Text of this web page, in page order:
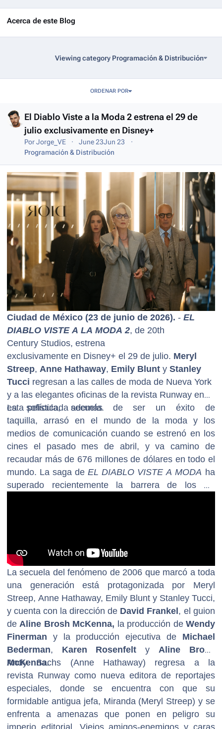
Acerca de este Blog
Viewing category Programación & Distribución
ORDENAR POR
El Diablo Viste a la Moda 2 estrena el 29 de
julio exclusivamente en Disney+
PorJorge_VE June 23Jun 23
Programación & Distribución
Ciudad de México (23 de junio de 2026). - EL
DIABLO VISTE A LA MODA 2, de 20th
Century Studios, estrena
exclusivamente en Disney+ el 29 de julio. Meryl
Streep, Anne Hathaway, Emily Blunt y Stanley
Tucci regresan a las calles de moda de Nueva York
y a las elegantes oficinas de la revista Runway en
esta sofisticada secuela.
La película, además de ser un éxito de
taquilla, arrasó en el mundo de la moda y los
medios de comunicación cuando se estrenó en los
cines el pasado mes de abril, y va camino de
recaudar más de 676 millones de dólares en todo el
mundo. La saga de EL DIABLO VISTE A MODA ha
superado recientemente la barrera de los mil
mundo de la moda y la música.
La secuela del fenómeno de 2006 que marcó a toda
una generación está protagonizada por Meryl
Streep, Anne Hathaway, Emily Blunt y Stanley Tucci,
y cuenta con la dirección de David Frankel, el guion
de Aline Brosh McKenna, la producción de Wendy
Finerman y la producción ejecutiva de Michael
Bederman, Karen Rosenfelt y Aline Brosh
McKenna.
Andy Sachs (Anne Hathaway) regresa a la
revista Runway como nueva editora de reportajes
especiales, donde se encuentra con que su
formidable antigua jefa, Miranda (Meryl Streep) y se
enfrenta a amenazas que ponen en peligro su
imperio editorial. Viejos amigos-enemigos y caras